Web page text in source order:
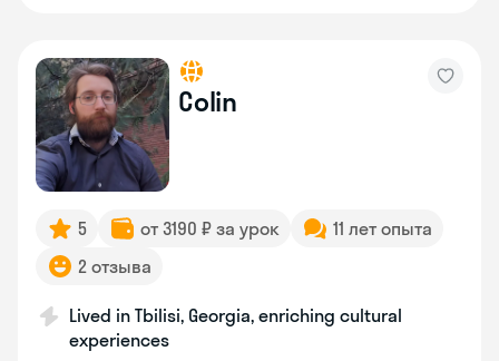
Colin
5 от 3190 ₽ за урок
11 лет опыта
2 отзыва
Lived in Tbilisi, Georgia, enriching cultural
experiences